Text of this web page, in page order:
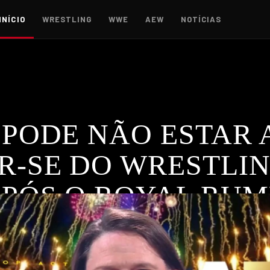
INÍCIO WRESTLING WWE AEW NOTÍCIAS
NÃO ESTAR
SE DO
O ROYAL
AJ Styles por sua vez fez comentários que
, RAW TNA , WWE